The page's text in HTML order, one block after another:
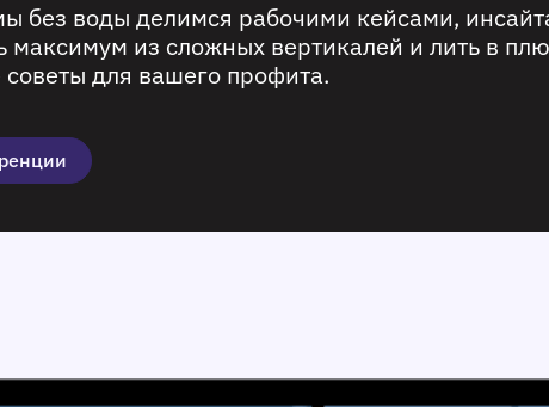
без воды делимся рабочими кейсами,
из сложных вертикалей и лить в
для вашего профита.